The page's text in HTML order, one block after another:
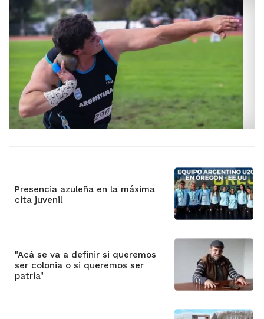
Presencia azuleña en la máxima
cita juvenil
"Acá se va a definir si queremos
ser colonia o si queremos ser
patria"